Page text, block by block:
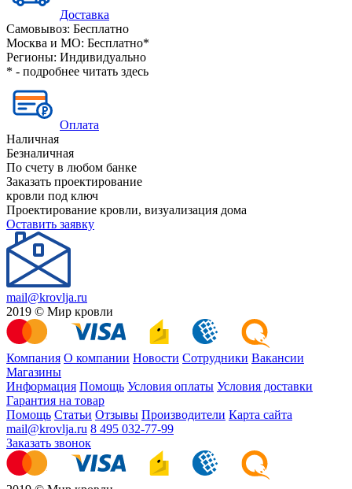
Доставка
Самовывоз: Бесплатно
Москва и МО: Бесплатно*
Регионы: Индивидуально
* - подробнее читать здесь
Оплата
Наличная
Безналичная
По счету в любом банке
Заказать проектирование
кровли под ключ
Проектирование кровли, визуализация дома
Оставить заявку
mail@krovlja.ru
2019 © Мир кровли
Компания О компании Новости Сотрудники Вакансии
Магазины
Информация Помощь Условия оплаты Условия доставки
Гарантия на товар
Помощь Статьи Отзывы Производители Карта сайта
mail@krovlja.ru 8 495 032-77-99
Заказать звонок